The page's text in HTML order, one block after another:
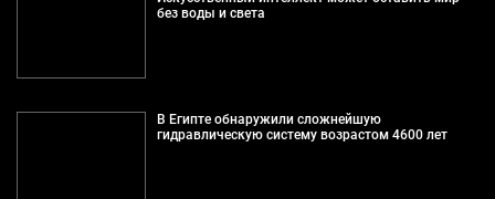
без воды и света
В Египте обнаружили сложнейшую
гидравлическую систему возрастом 4600 лет